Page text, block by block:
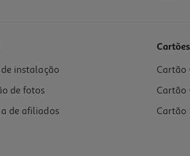
instalação
de fotos
de afiliados
Cartões
Cartão
Cartão
Cartão